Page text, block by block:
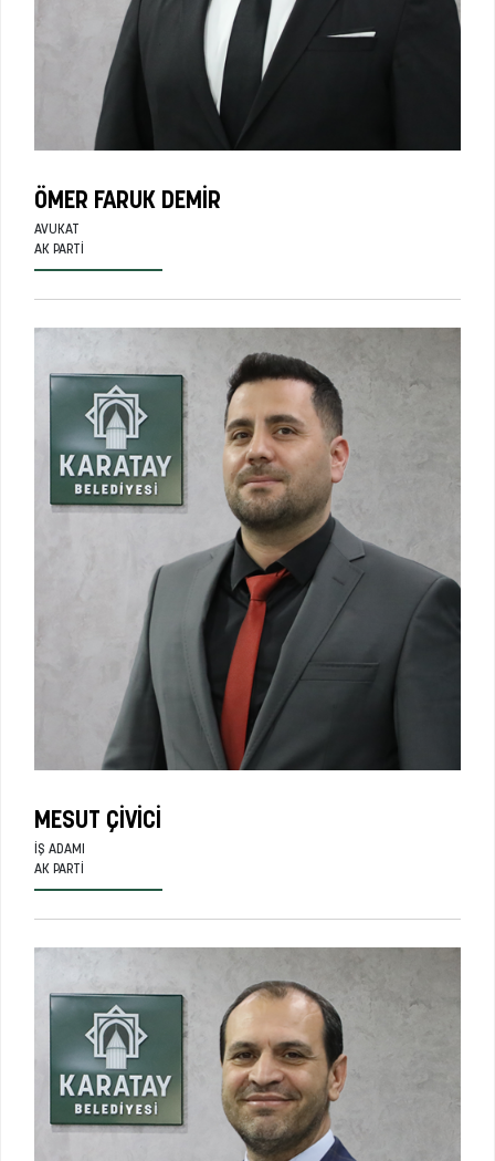
ÖMER FARUK DEMIR
AVUKAT
AK PARTI
MESUT ÇIVICI
İŞ ADAMI
AK PARTI